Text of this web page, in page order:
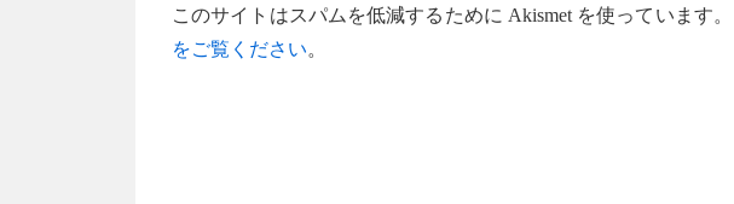
このサイトはスパムを低減するために Akismet を使っています。
をご覧ください。